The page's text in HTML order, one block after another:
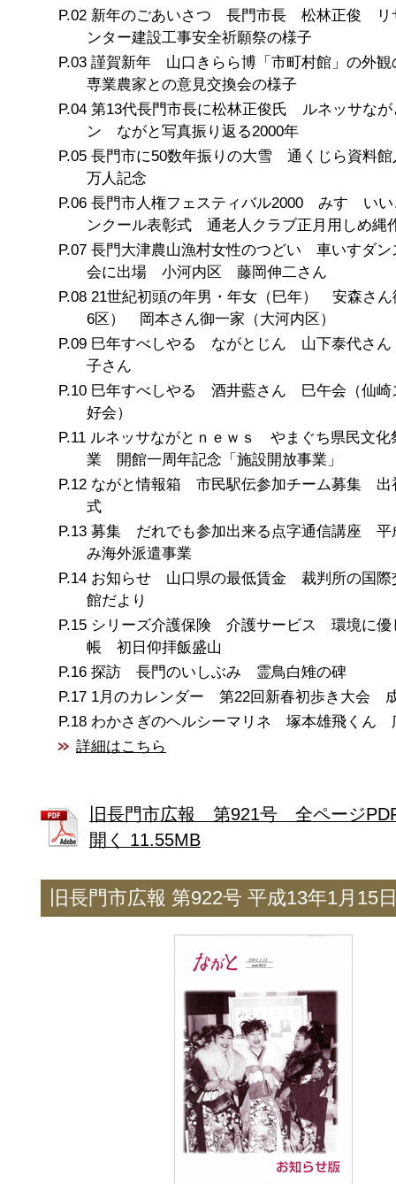
新年のごあいさつ 長門市長 松林正俊 リ
ンター建設工事安全祈願祭の様子
謹賀新年 山口きらら博「市町村館」の外
専業農家との意見交換会の様子
第13代長門市長に松林正俊氏 ルネッサなが
ン ながと写真振り返る2000年
長門市に50数年振りの大雪 通くじら資料館
万人記念
長門市人権フェスティバル2000 みすゞいい
ンクール表彰式 通老人クラブ正月用しめ縄
長門大津農山漁村女性のつどい 車いすダン
会に出場 小河内区 藤岡伸二さん
21世紀初頭の年男・年女（巳年） 安森さん
6区） 岡本さん御一家（大河内区）
巳年すべしやる ながとじん 山下泰代さ
子さん
巳年すべしやる 酒井藍さん 巳午会（仙崎
好会）
ルネッサながとｎｅｗｓ やまぐち県民文化
業 開館一周年記念「施設開放事業」
ながと情報箱 市民駅伝参加チーム募集
式
募集 だれでも参加出来る点字通信講座 平
み海外派遣事業
お知らせ 山口県の最低賃金 裁判所の国
館だより
シリーズ介護保険 介護サービス 環境に優
帳 初日仰拝飯盛山
探訪 長門のいしぶみ 霊鳥白雉の碑
1月のカレンダー 第22回新春初歩き大会
わかさぎのヘルシーマリネ 塚本雄飛くん
詳細はこちら
旧長門市広報 第921号 全ページ
開く 11.55MB
旧長門市広報 第922号 平成13年1月15